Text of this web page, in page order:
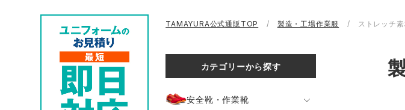
防寒着
コンプレッションウェア 作業用ポロシャツ
ヤッケ 作業用小物・アクセサリー類
ミズノ安全靴ランキング
空調服ランキング コンプレッションウェアランキング
レインウェアランキング アイズフロンティア ランキング
アイズフロンティア
クロダルマ 桑和 山田辰
農作業服
DIY・日曜大工作業服 飲食店ユニフォーム
夜間・高視認性安全服 医療白衣・介護服
TAMAYURA公式通販TOP 製造・工場作業服 ストレッチ素
カテゴリーから探す
安全靴・作業靴